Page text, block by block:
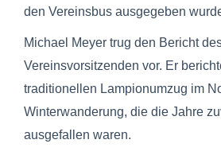
den Vereinsbus ausgegeben
Michael Meyer trug den Bericht
Vereinsvorsitzenden vor. Er
traditionellen Lampionumzug im
Winterwanderung, die die Jahre
ausgefallen waren.